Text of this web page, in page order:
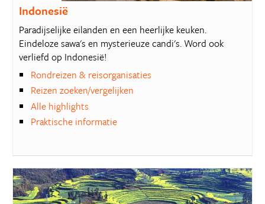
Indonesië
Paradijselijke eilanden en een heerlijke keuken.
Eindeloze sawa's en mysterieuze candi's. Word ook
verliefd op Indonesië!
Rondreizen & reisorganisaties
Reizen zoeken/vergelijken
Alle highlights
Praktische informatie